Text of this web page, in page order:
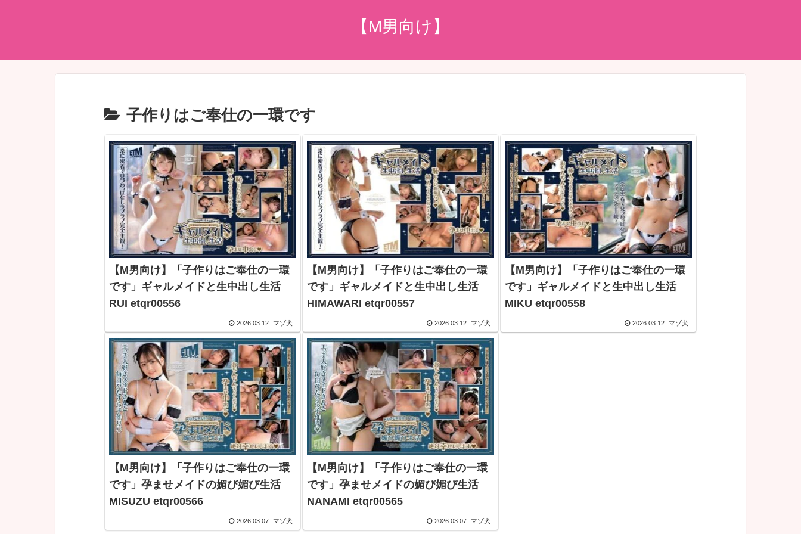
【M男向け】
子作りはご奉仕の一環です
【M男向け】「子作りはご奉仕の一環
です」ギャルメイドと生中出し生活
RUI etqr00556
2026.03.12 マゾ犬
【M男向け】「子作りはご奉仕の一環
です」ギャルメイドと生中出し生活
HIMAWARI etqr00557
2026.03.12 マゾ犬
【M男向け】「子作りはご奉仕の一環
です」ギャルメイドと生中出し生活
MIKU etqr00558
2026.03.12 マゾ犬
【M男向け】「子作りはご奉仕の一環
です」孕ませメイドの媚び媚び生活
MISUZU etqr00566
2026.03.07 マゾ犬
【M男向け】「子作りはご奉仕の一環
です」孕ませメイドの媚び媚び生活
NANAMI etqr00565
2026.03.07 マゾ犬